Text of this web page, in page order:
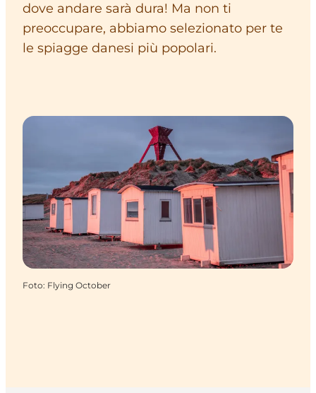
dove andare sarà dura! Ma non ti
preoccupare, abbiamo selezionato per te
le spiagge danesi più popolari.
Foto: Flying October